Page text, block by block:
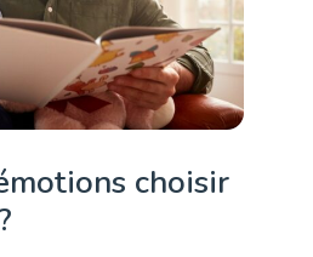
choisir